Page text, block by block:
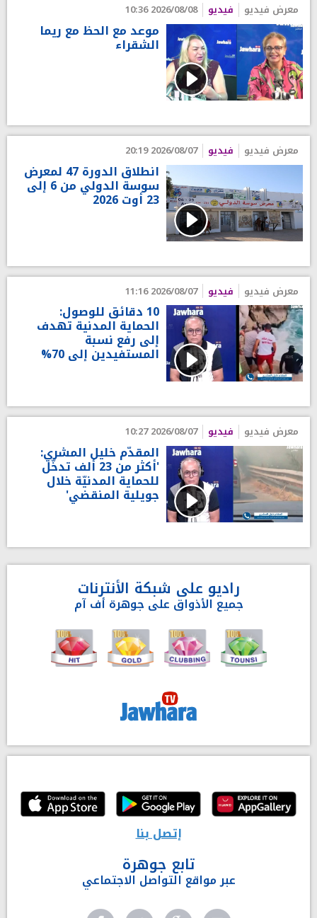
معرض فيديو فيديو 2026/08/08 10:36
موعد مع الحظ مع ريما
الشقراء
معرض فيديو فيديو 2026/08/07 20:19
انطلاق الدورة 47 لمعرض
سوسة الدولي من 6 إلى
23 أوت 2026
معرض فيديو فيديو 2026/08/07 11:16
10 دقائق للوصول:
الحماية المدنية تهدف
إلى رفع نسبة
المستفيدين إلى 70%
معرض فيديو فيديو 2026/08/07 10:27
المقدّم خليل المشري:
'أكثر من 23 ألف تدخّل
للحماية المدنيّة خلال
جويلية المنقضي'
راديو على شبكة الأنترنات
جميع الأذواق على جوهرة أف آم
إتصل بنا
تابع جوهرة
عبر مواقع التواصل الاجتماعي